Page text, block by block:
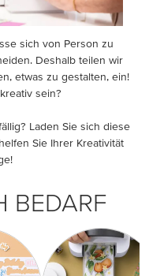
sich von Person zu
Deshalb teilen wir
etwas zu gestalten, ein!
sein?
Laden Sie sich diese
Sie Ihrer Kreativität
BEDARF